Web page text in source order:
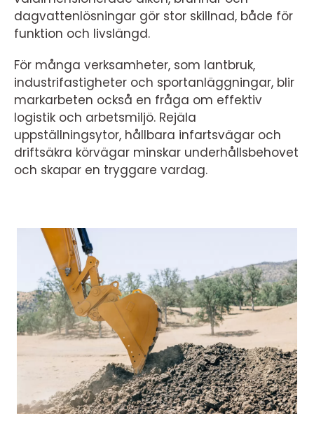
dagvattenlösningar gör stor skillnad, både för
funktion och livslängd.
För många verksamheter, som lantbruk,
industrifastigheter och sportanläggningar, blir
markarbeten också en fråga om effektiv
logistik och arbetsmiljö. Rejäla
uppställningsytor, hållbara infartsvägar och
driftsäkra körvägar minskar underhållsbehovet
och skapar en tryggare vardag.